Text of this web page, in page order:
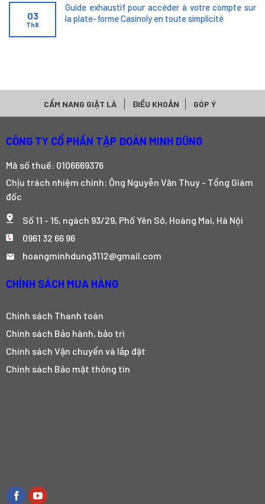
03
Th8
Guide exhaustif pour accéder à votre compte sur
la plate-forme Casinoly en toute simplicité
CẨM NANG GIẶT LÀ ĐIỀU KHOẢN GÓP Ý
CÔNG TY CỔ PHẦN TẬP ĐOÀN MINH DŨNG
Mã số thuế: 0106669376
Chịu trách nhiệm chính: Ông Nguyễn Văn Thuy - Tổng Giám
đốc
Số 11 - 15, ngách 93/29, Phố Yên Sở, Hoàng Mai, Hà Nội
0961 32 66 96
hoangminhdung3112@gmail.com
CHÍNH SÁCH MUA HÀNG
Chính sách Thanh toán
Chính sách Bảo hành, bảo trì
Chính sách Vận chuyển và lắp đặt
Chính sách Bảo mật thông tin